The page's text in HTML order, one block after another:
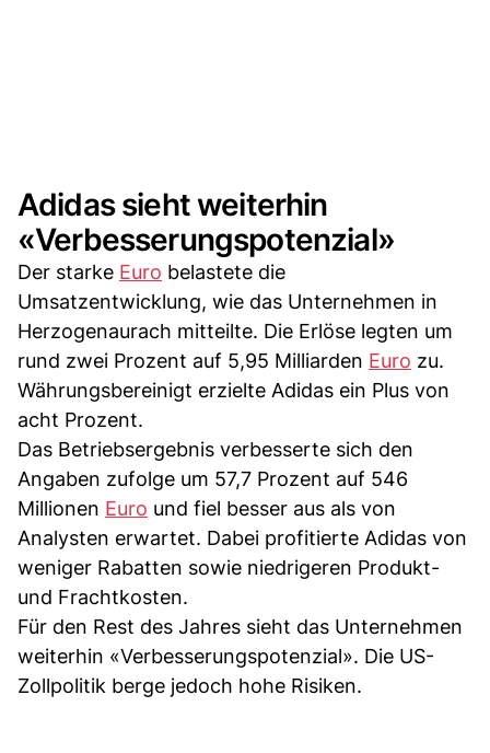
Adidas sieht weiterhin
«Verbesserungspotenzial»
Der starke Euro belastete die
Umsatzentwicklung, wie das Unternehmen in
Herzogenaurach mitteilte. Die Erlöse legten um
rund zwei Prozent auf 5,95 Milliarden Euro zu.
Währungsbereinigt erzielte Adidas ein Plus von
acht Prozent.
Das Betriebsergebnis verbesserte sich den
Angaben zufolge um 57,7 Prozent auf 546
Millionen Euro und fiel besser aus als von
Analysten erwartet. Dabei profitierte Adidas von
weniger Rabatten sowie niedrigeren Produkt-
und Frachtkosten.
Für den Rest des Jahres sieht das Unternehmen
weiterhin «Verbesserungspotenzial». Die US-
Zollpolitik berge jedoch hohe Risiken.